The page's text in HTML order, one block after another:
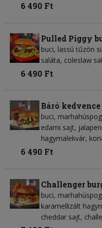
6 490 Ft
Pulled Piggy
buci, lassú tűzön
saláta, coleslaw
6 490 Ft
Báró
buci,
edami sajt,
hagymalekvár,
6 490 Ft
Challenger
buci,
karamellizált
cheddar sajt,